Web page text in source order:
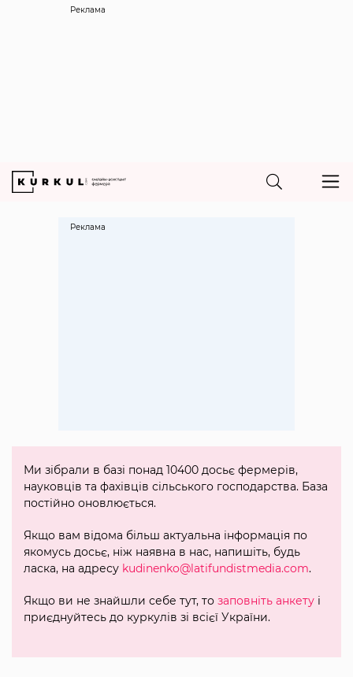
Реклама
Ми зібрали в базі понад 10400 досьє фермерів,
науковців та фахівців сільського господарства. База
постійно оновлюється.
Якщо вам відома більш актуальна інформація по
якомусь досьє, ніж наявна в нас, напишіть, будь
ласка, на адресу kudinenko@latifundistmedia.com.
Якщо ви не знайшли себе тут, то заповніть анкету і
приєднуйтесь до куркулів зі всієї України.
Реклама